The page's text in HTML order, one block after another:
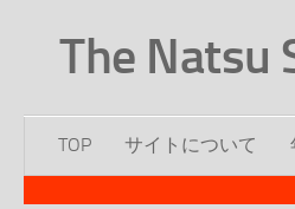
The Natsu
TOP サイトについて